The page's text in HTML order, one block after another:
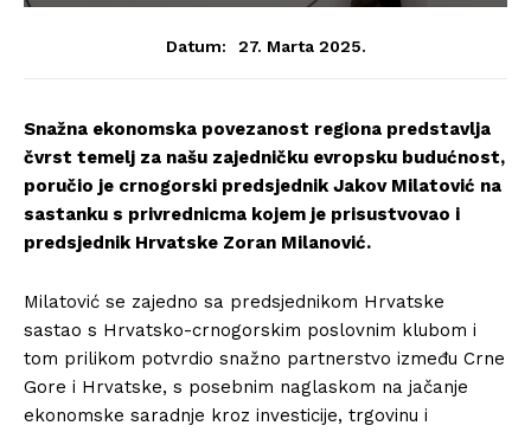
Datum: 27. Marta 2025.
Snažna ekonomska povezanost regiona predstavlja
čvrst temelj za našu zajedničku evropsku budućnost,
poručio je crnogorski predsjednik Jakov Milatović na
sastanku s privrednicma kojem je prisustvovao i
predsjednik Hrvatske Zoran Milanović.
Milatović se zajedno sa predsjednikom Hrvatske
sastao s Hrvatsko-crnogorskim poslovnim klubom i
tom prilikom potvrdio snažno partnerstvo između Crne
Gore i Hrvatske, s posebnim naglaskom na jačanje
ekonomske saradnje kroz investicije, trgovinu i